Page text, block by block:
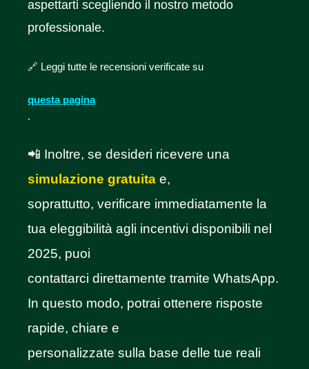
aspettarti scegliendo il nostro metodo
professionale.
🔗 Leggi tutte le recensioni verificate su
questa pagina
.
📲 Inoltre, se desideri ricevere una
simulazione gratuita e,
soprattutto, verificare immediatamente la
tua eleggibilità agli incentivi disponibili nel
2025, puoi
contattarci direttamente tramite WhatsApp.
In questo modo, potrai ottenere risposte
rapide, chiare e
personalizzate sulla base delle tue reali